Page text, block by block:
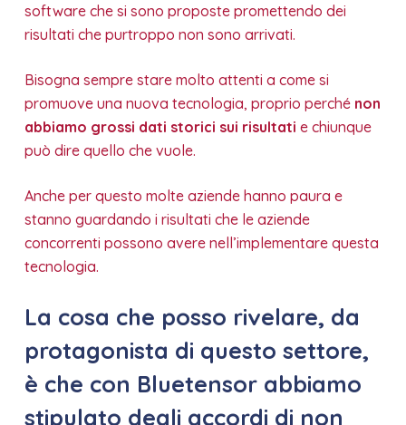
software che si sono proposte promettendo dei
risultati che purtroppo non sono arrivati.
Bisogna sempre stare molto attenti a come si
promuove una nuova tecnologia, proprio perché non
abbiamo grossi dati storici sui risultati e chiunque
può dire quello che vuole.
Anche per questo molte aziende hanno paura e
stanno guardando i risultati che le aziende
concorrenti possono avere nell’implementare questa
tecnologia.
La cosa che posso rivelare, da
protagonista di questo settore,
è che con Bluetensor abbiamo
stipulato degli accordi di non